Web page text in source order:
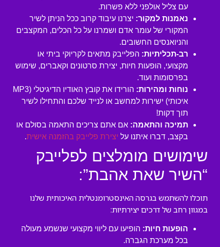
עם צליל אולפני ללא פשרות.
נאמנות למקור: יצרנו עיבוד קרוב ככל הניתן לשיר
המקורי של עומר אדם ושמרנו על כל הכלים, המקצבים
והניואנסים החשובים.
רב-תכליתיות: הפלייבק מתאים לקריוקי ביתי או
מקצועי, הופעות חיות, יצירת סרטונים וקאברים, שימוש
בפרסומות ועוד.
נוחות ומהירות:
הורידו את קובץ האודיו הדיגיטלי (MP3
איכותי) ישירות למחשב או לנייד שלכם והתחילו לשיר
תוך דקות!
תמיכה והתאמה: אם אתם צריכים התאמה בסולם או
בקצב, דברו איתנו על יצירת פלייבק בהזמנה אישית.
שימושים מומלצים לפלייבק
“השיר שאת אהבת”:
תוכלו להשתמש בגרסה האינסטרומנטלית האיכותית שלנו
במגוון רחב של דרכים יצירתיות:
הופעות חיות: הופיעו עם ליווי מקצועי שנשמע מעולה
בכל מערכת הגברה.